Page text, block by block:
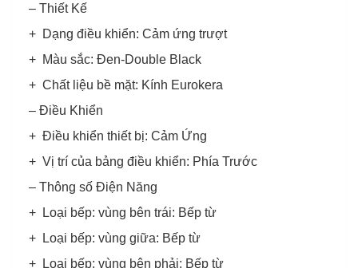
– Thiết Kế
+ Dạng điều khiển: Cảm ứng trượt
+ Màu sắc: Đen-Double Black
+ Chất liệu bề mặt: Kính Eurokera
– Điều Khiển
+ Điều khiển thiết bị: Cảm Ứng
+ Vị trí của bảng điều khiển: Phía Trước
– Thông số Điện Năng
+ Loại bếp: vùng bên trái: Bếp từ
+ Loại bếp: vùng giữa: Bếp từ
+ Loại bếp: vùng bên phải: Bếp từ